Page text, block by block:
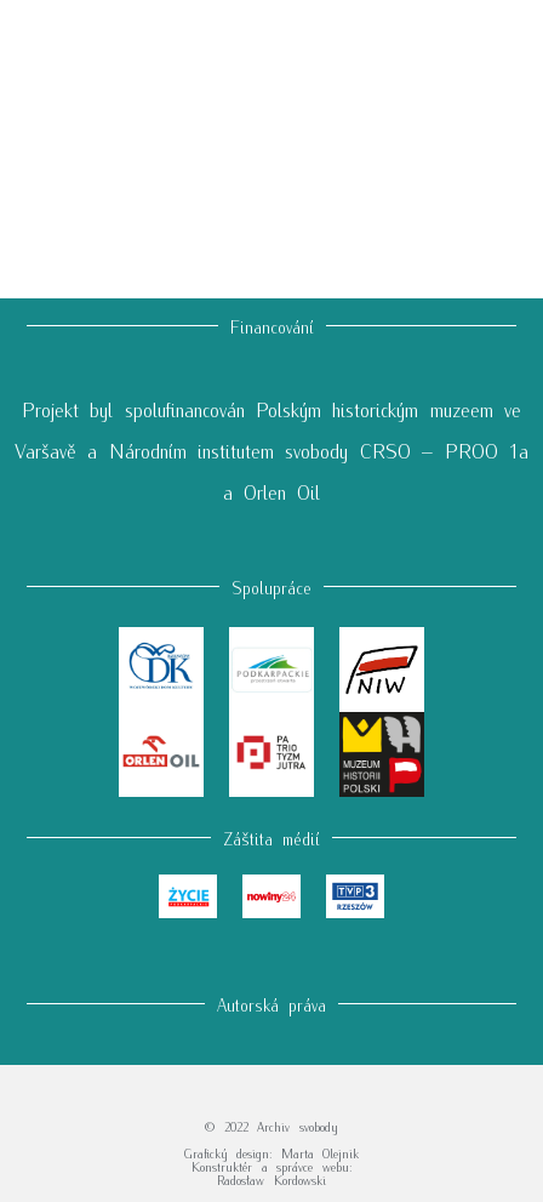
Financování
Projekt byl spolufinancován Polským historickým muzeem ve
Varšavě a Národním institutem svobody CRSO – PROO 1a
a Orlen Oil
Spolupráce
Záštita médií
Autorská práva
© 2022 Archiv svobody
Grafický design: Marta Olejnik
Konstruktér a správce webu:
Radosław Kordowski